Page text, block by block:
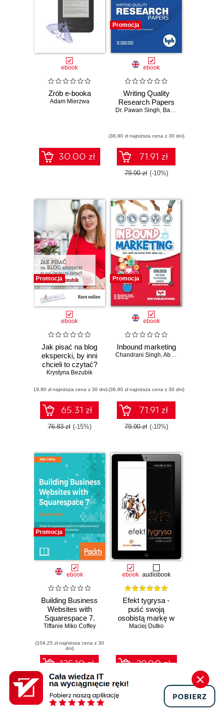
ebook
Zrób e-booka
Adam Mierzwa
30.00 zł
Promocja
ebook
Writing Quality
Research Papers
Dr. Pawan Singh, Baseem Khan
(36,90 zł najniższa cena z 30 dni)
71.91 zł
79.90 zł (-10%)
Promocja
ebook
Jak pisać na blog
ekspercki, by inni
chcieli to czytać?
Krystyna Bezubik
(19,90 zł najniższa cena z 30 dni)
65.31 zł
76.83 zł (-15%)
Promocja
ebook
Inbound marketing
Chandrani Singh,Abiresh Abraham
(36,90 zł najniższa cena z 30 dni)
71.91 zł
79.90 zł (-10%)
Promocja
ebook
Building Business
Websites with
Squarespace 7.
Master the
platform to build
professional
websites that boost
your businesses -
Second Edition
Tiffanie Miko Coffey
(104,25 zł najniższa cena z 30
dni)
125.10 zł
139.00 zł (-10%)
ebook audiobook
Efekt tygrysa -
puść swoją
osobistą markę w
ruch!
Maciej Dutko
29.00 zł